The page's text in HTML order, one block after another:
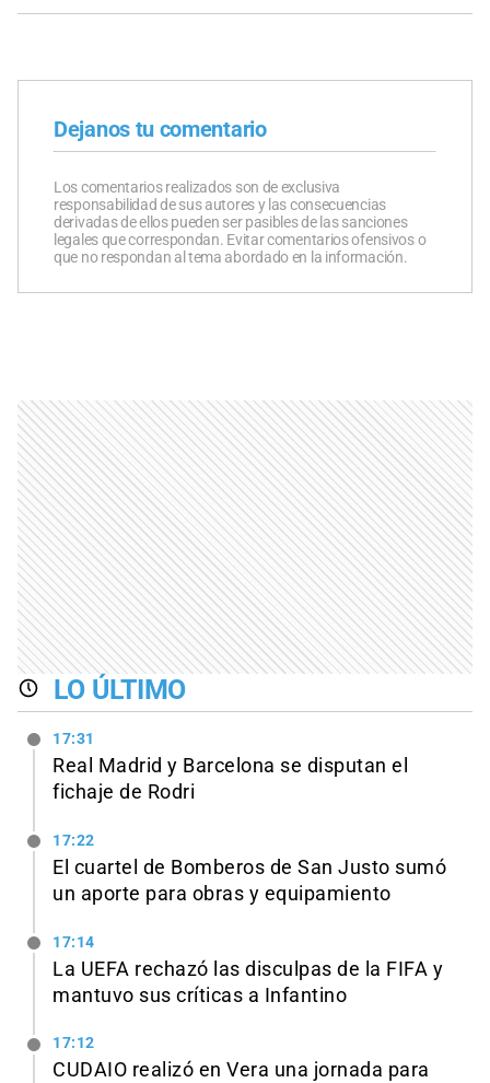
Dejanos tu comentario
Los comentarios realizados son de exclusiva
responsabilidad de sus autores y las consecuencias
derivadas de ellos pueden ser pasibles de las sanciones
legales que correspondan. Evitar comentarios ofensivos o
que no respondan al tema abordado en la información.
LO ÚLTIMO
17:31
Real Madrid y Barcelona se disputan el
fichaje de Rodri
17:22
El cuartel de Bomberos de San Justo sumó
un aporte para obras y equipamiento
17:14
La UEFA rechazó las disculpas de la FIFA y
mantuvo sus críticas a Infantino
17:12
CUDAIO realizó en Vera una jornada para